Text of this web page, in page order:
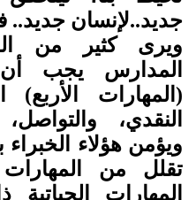
جديد..لإنسان
ويرى كثير من
المدارس يجب
(المهارات الأربع)
النقدي، والتواصل،
ويؤمن هؤلاء
تقلل من
المهارات